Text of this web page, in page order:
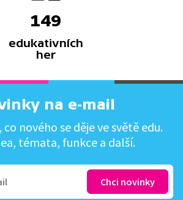
149
edukativních
her
na e-mail
nového se děje ve světě edu.
témata, funkce a další.